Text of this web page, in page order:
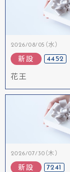
2026/08/05（水）
新設 4452
花王
2026/07/30（木）
新設 7241